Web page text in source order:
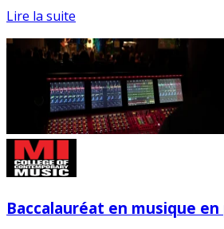
Lire la suite
Baccalauréat en musique